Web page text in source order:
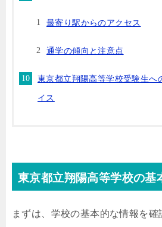
最寄り駅からのアクセス
通学の傾向と注意点
東京都立翔陽高等学校受験生へ
イス
東京都立翔陽高等学校の基
まずは、学校の基本的な情報を確